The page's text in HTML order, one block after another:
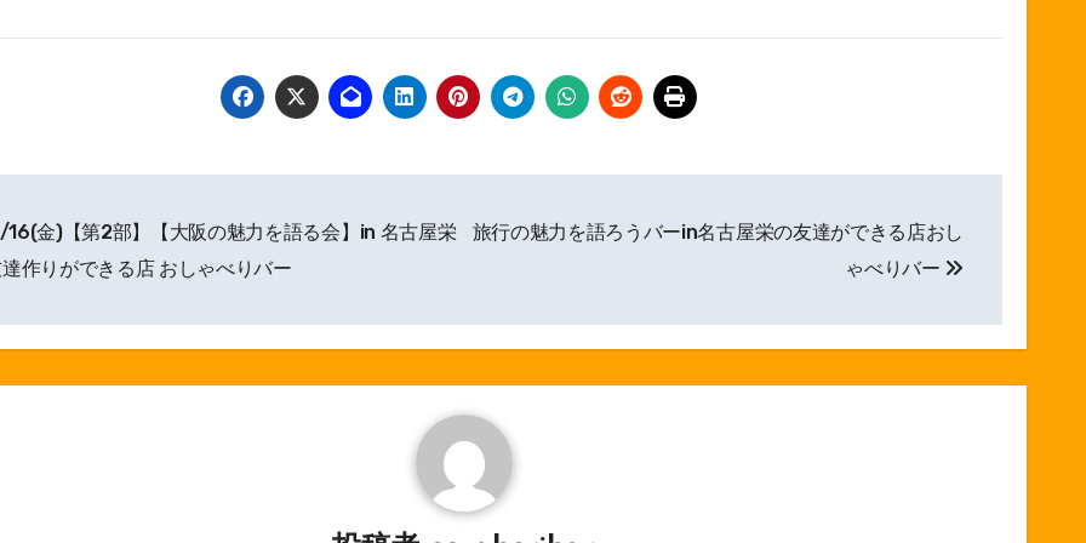
16(金)【第2部】【大阪の魅力を語る会】in 名古屋栄
作りができる店 おしゃべりバー
旅行の魅力を語ろうバーin名古屋栄の友達ができる店おし
ゃべりバー